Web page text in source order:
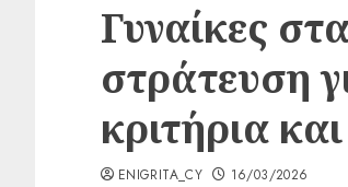
Γυναίκες
στράτευση
κριτήρια
ENIGRITA_CY 16/03/2026